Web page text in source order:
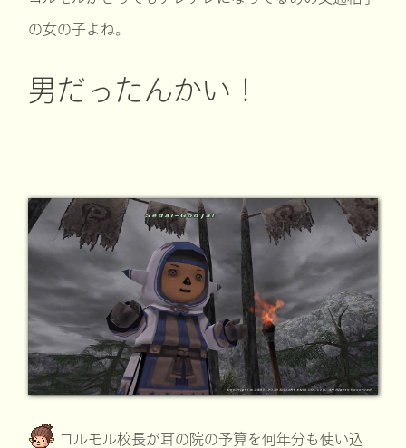
の女の子よね。
男だったんかい！
コルモル校長が耳の院の予算を何年分も使い込